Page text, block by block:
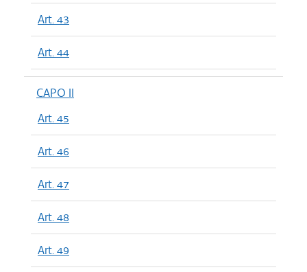
Art. 43
Art. 44
CAPO II
Art. 45
Art. 46
Art. 47
Art. 48
Art. 49